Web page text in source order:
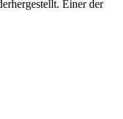
Einer der